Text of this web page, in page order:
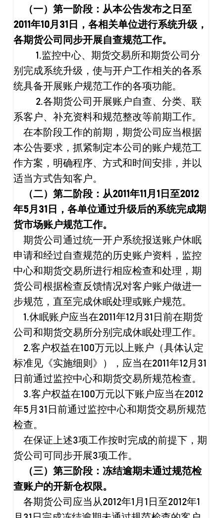
（一）第一阶段：从本公告发布之日至
2011年10月 31 日，各相关单位进行系统升级，
各期货公司同步开展自查规范工作。
1.监控中心、期货交易所和期货公司分
别完成系统升级，使与开户工作相关的各系
统具备开展账户规范工作的各项功能。
2.各期货公司开展账户自查、分类、联
系客户、补充资料和规范整改等前期工作。
在本阶段工作的前期，期货公司应当根据
本公告要求，抓紧制定本公司的账户规范工
作方案，明确程序、方式和时间安排，并以
适当方式告知客户。
（二）第二阶段：从2011年11 月1 日至2012
年5月 31 日，各单位通过升级后的系统完成期
货市场账户规范工作。
期货公司通过统一开户系统报送账户休眠
申请和经过自查规范的历史账户资料，监控
中心和期货交易所进行相应检查和处理，期
货公司根据检查反馈情况对客户账户做进一
步规范，直至完成休眠处理或账户规范。
1.休眠账户应当在2011年12月 31 日前在期货
公司和期货交易所分别完成休眠处理工作。
2.客户权益在100 万元以上账户（具体认定
标准见《实施细则》），应当在2011年12月 31
日前通过监控中心和期货交易所规范检查。
3.客户权益在100 万元以下账户应当在2012
年5 月 31 日前通过监控中心和期货交易所规范
检查。
在保证上述3项工作按时完成的前提下，期
货公司可同步开展3项工作。
（三）第三阶段：冻结逾期未通过规范检
查账户的开新仓权限。
各期货公司应当从2012年1 月1 日至 2012年1